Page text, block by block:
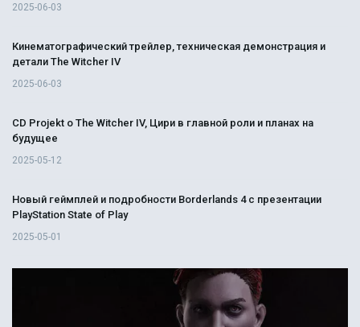
2025-06-03
Кинематографический трейлер, техническая демонстрация и
детали The Witcher IV
2025-06-03
CD Projekt о The Witcher IV, Цири в главной роли и планах на
будущее
2025-05-12
Новый геймплей и подробности Borderlands 4 с презентации
PlayStation State of Play
2025-05-01